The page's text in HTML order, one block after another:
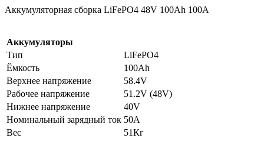
Аккумуляторная сборка LiFePO4 48V 100Ah 100A
Аккумуляторы
Тип
LiFePO4
Ёмкость
100Ah
Верхнее напряжение
58.4V
Рабочее напряжение
51.2V (48V)
Нижнее напряжение
40V
Номинальный зарядный ток 50A
Вес
51Кг